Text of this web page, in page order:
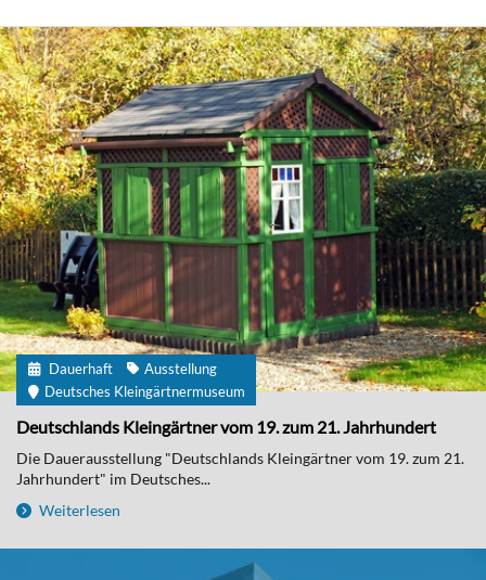
Dauerhaft
Ausstellung
Deutsches Kleingärtnermuseum
Deutschlands Kleingärtner vom 19. zum 21. Jahrhundert
Die Dauerausstellung "Deutschlands Kleingärtner vom 19. zum 21.
Jahrhundert" im Deutsches...
Weiterlesen